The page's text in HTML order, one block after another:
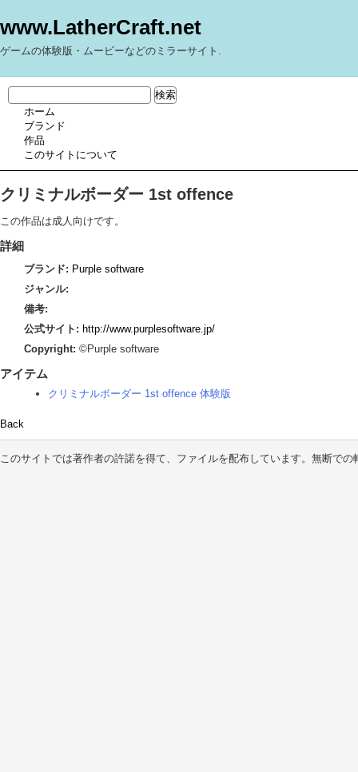
www.LatherCraft.net
ゲームの体験版・ムービーなどのミラーサイト.
ホーム
ブランド
作品
このサイトについて
クリミナルボーダー 1st offence
この作品は成人向けです。
詳細
ブランド: Purple software
ジャンル:
備考:
公式サイト: http://www.purplesoftware.jp/
Copyright: ©Purple software
アイテム
クリミナルボーダー 1st offence 体験版
Back
このサイトでは著作者の許諾を得て、ファイルを配布しています。無断での